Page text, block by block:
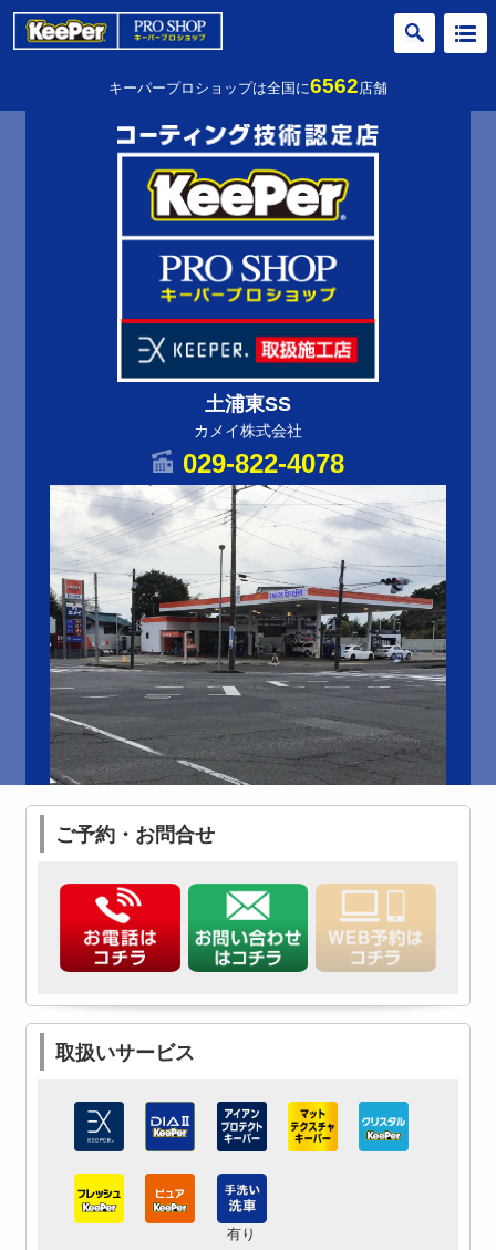
キーパープロショップは全国に6562店舗
土浦東SS
カメイ株式会社
029-822-4078
ご予約・お問合せ
取扱いサービス
有り